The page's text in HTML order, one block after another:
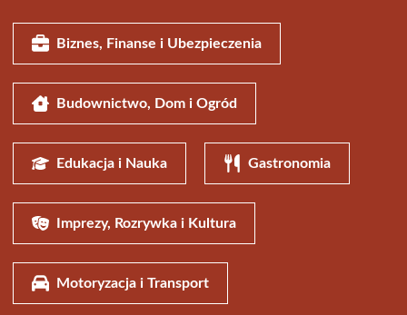
Biznes, Finanse i Ubezpieczenia
Budownictwo, Dom i Ogród
Edukacja i Nauka Gastronomia
Imprezy, Rozrywka i Kultura
Motoryzacja i Transport